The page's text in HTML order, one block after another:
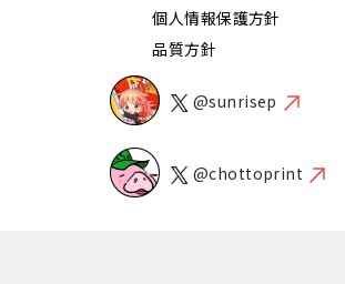
個人情報保護方針
品質方針
@sunrisep
@chottoprint